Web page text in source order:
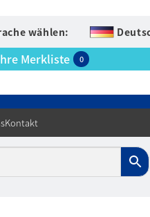
wählen:
Merkliste 0
Kontakt